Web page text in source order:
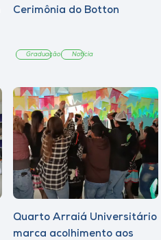
Cerimônia do Botton
Graduação Notícia
Quarto Arraiá Universitário
marca acolhimento aos